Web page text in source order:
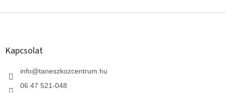
L
Kapcsolat
info@taneszkozcentrum.hu
06 47 521-048